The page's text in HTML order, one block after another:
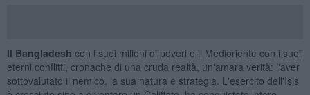
Il Bangladesh con i suoi milioni di poveri e il Medioriente con i suoi
eterni conflitti, cronache di una cruda realtà, un'amara verità: l'aver
sottovalutato il nemico, la sua natura e strategia. L'esercito dell'Isis